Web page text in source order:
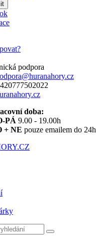
doba:
PÁ 9.00 - 19.00h
+ NE pouze emailem do 24h